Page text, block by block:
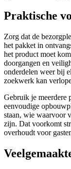
Praktische
Zorg dat de
het pakket in
het product moet
doorgangen en
onderdelen weer bij
zoekwerk kan
Gebruik je meerdere
eenvoudige
staan, wie waarvoor
zijn. Dat voorkomt
overhoudt voor